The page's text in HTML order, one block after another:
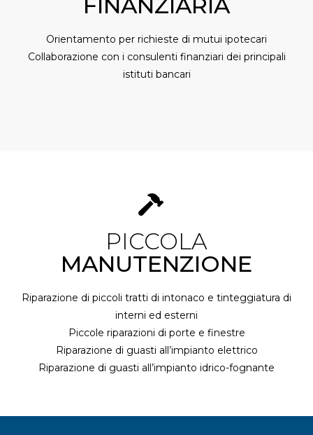
Orientamento per richieste di mutui ipotecari
Collaborazione con i consulenti finanziari dei principali
istituti bancari
PICCOLA
MANUTENZIONE
Riparazione di piccoli tratti di intonaco e tinteggiatura di
interni ed esterni
Piccole riparazioni di porte e finestre
Riparazione di guasti all’impianto elettrico
Riparazione di guasti all’impianto idrico-fognante